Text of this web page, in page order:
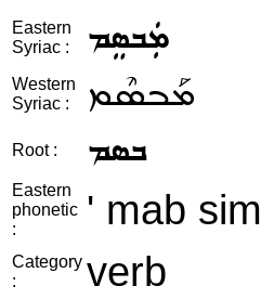
Eastern
Syriac :
ܡܲܒܣܸܡ
Western
Syriac :
ܡܰܒܣܶܡ
Root : ܒܣܡ
Eastern
phonetic
:
' mab sim
Category
:
verb